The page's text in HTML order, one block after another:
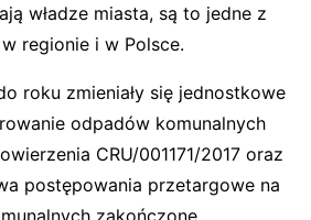
władze miasta, są to jedne z
regionie i w Polsce.
roku zmieniały się jednostkowe
odpadów komunalnych
CRU/001171/2017 oraz
postępowania przetargowe na
zakończone